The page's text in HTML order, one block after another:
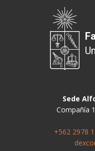
Sede
Compañía
+562 2978